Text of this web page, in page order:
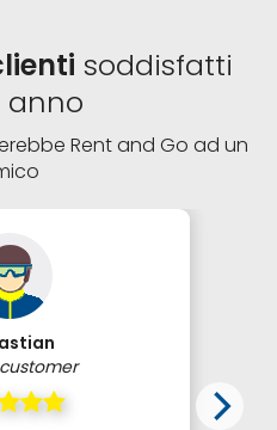
soddisfatti
anno
Rent and Go ad un